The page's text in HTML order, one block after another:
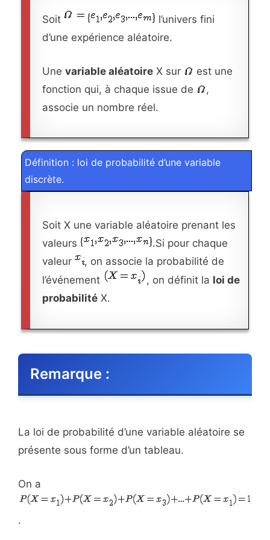
Soit
l’univers fini
d’une expérience aléatoire.
Une variable aléatoire X sur
est une
fonction qui, à chaque issue de
,
associe un nombre réel.
Définition : loi de probabilité d’une variable
discrète.
Soit X une variable aléatoire prenant les
valeurs
.Si pour chaque
valeur
, on associe la probabilité de
l’événement
, on définit la loi de
probabilité X.
Remarque :
La loi de probabilité d’une variable aléatoire se
présente sous forme d’un tableau.
On a
.